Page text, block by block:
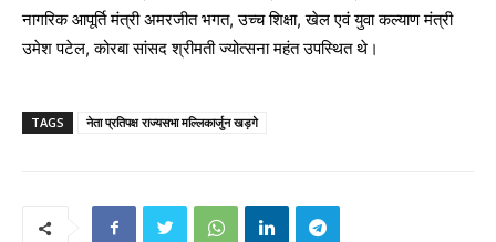
नागरिक आपूर्ति मंत्री अमरजीत भगत, उच्च शिक्षा, खेल एवं युवा कल्याण मंत्री
उमेश पटेल, कोरबा सांसद श्रीमती ज्योत्सना महंत उपस्थित थे।
TAGS नेता प्रतिपक्ष राज्यसभा मल्लिकार्जुन खड़गे